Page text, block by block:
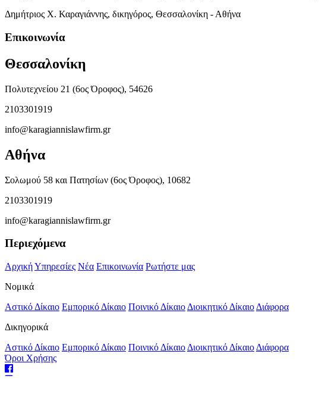
Δημήτριος Χ. Καραγιάννης, δικηγόρος, Θεσσαλονίκη - Αθήνα
Επικοινωνία
Θεσσαλονίκη
Πολυτεχνείου 21 (6ος Όροφος), 54626
2103301919
info@karagiannislawfirm.gr
Αθήνα
Σολωμού 58 και Πατησίων (6ος Όροφος), 10682
2103301919
info@karagiannislawfirm.gr
Περιεχόμενα
ΑρχικήΥπηρεσίες Νέα Επικοινωνία Ρωτήστε μας
Νομικά
Αστικό Δίκαιο Εμπορικό Δίκαιο Ποινικό Δίκαιο Διοικητικό Δίκαιο Διάφορα
Δικηγορικά
Αστικό Δίκαιο Εμπορικό Δίκαιο Ποινικό Δίκαιο Διοικητικό Δίκαιο Διάφορα
Όροι Χρήσης